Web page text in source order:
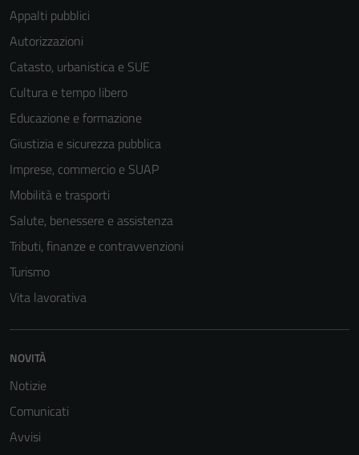
Appalti pubblici
Autorizzazioni
Catasto, urbanistica e SUE
Cultura e tempo libero
Educazione e formazione
Giustizia e sicurezza pubblica
Imprese, commercio e SUAP
Mobilità e trasporti
Salute, benessere e assistenza
Tributi, finanze e contravvenzioni
Turismo
Vita lavorativa
NOVITÀ
Notizie
Comunicati
Avvisi